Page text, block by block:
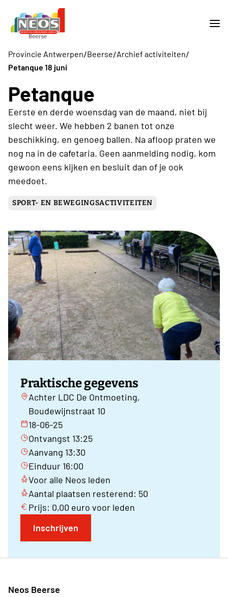
Provincie Antwerpen/Beerse/Archief activiteiten/
Petanque 18 juni
Petanque
Eerste en derde woensdag van de maand, niet bij
slecht weer. We hebben 2 banen tot onze
beschikking, en genoeg ballen. Na afloop praten we
nog na in de cafetaria. Geen aanmelding nodig, kom
gewoon eens kijken en besluit dan of je ook
meedoet.
SPORT- EN BEWEGINGSACTIVITEITEN
Praktische gegevens
Achter LDC De Ontmoeting,
Boudewijnstraat 10
18-06-25
Ontvangst 13:25
Aanvang 13:30
Einduur 16:00
Voor alle Neos leden
Aantal plaatsen resterend: 50
Prijs: 0,00 euro voor leden
Inschrijven
Neos Beerse